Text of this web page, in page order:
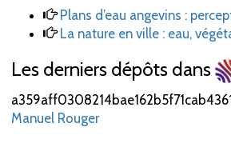
Plans d’eau angevins :
La nature en ville : eau,
Les derniers dépôts dans
Manuel Rouger